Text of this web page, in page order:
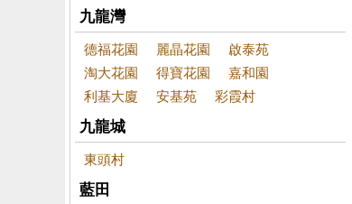
九龍灣
德福花園 麗晶花園
啟泰苑
淘大花園
得寶花園
嘉和園
利基大廈
安基苑 彩霞村
九龍城
東頭村
藍田